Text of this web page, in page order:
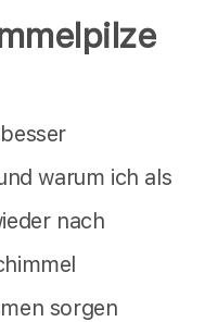
warum ich als
nach
sorgen